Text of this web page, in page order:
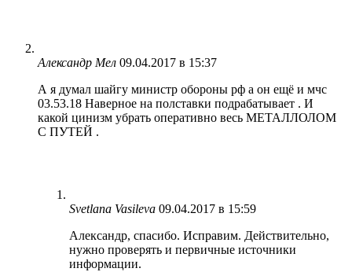
Александр Мел 09.04.2017 в 15:37
А я думал шайгу министр обороны рф а он ещё и мчс
03.53.18 Наверное на полставки подрабатывает . И
какой цинизм убрать оперативно весь МЕТАЛЛОЛОМ
С ПУТЕЙ .
Svetlana Vasileva 09.04.2017 в 15:59
Александр, спасибо. Исправим. Действительно,
нужно проверять и первичные источники
информации.